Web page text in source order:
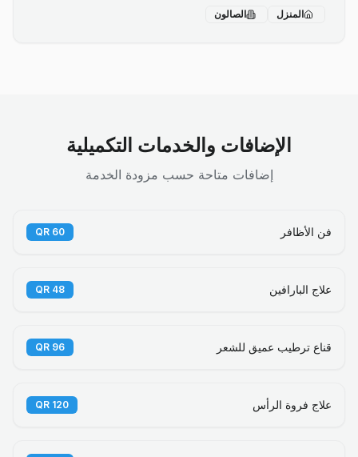
المنزل الصالون
الإضافات والخدمات التكميلية
إضافات متاحة حسب مزودة الخدمة
فن الأظافر 60
QR
علاج البارافين 48
QR
قناع ترطيب عميق للشعر 96
QR
علاج فروة الرأس 120
QR